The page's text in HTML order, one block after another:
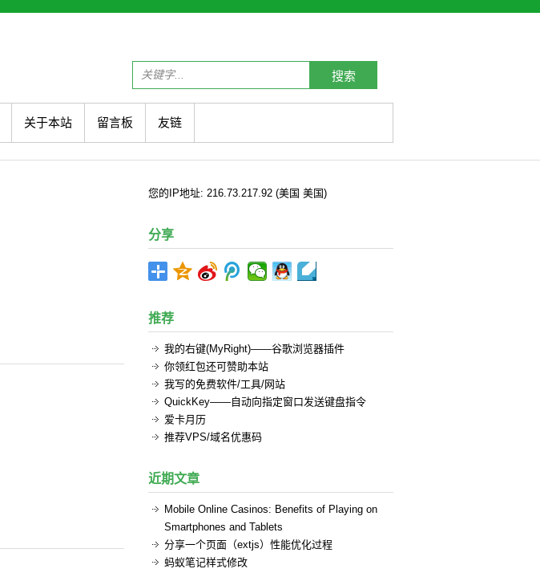
搜索
关于本站 留言板 友链
您的 IP地址: 216.73.217.92 (美国 美国)
分享
推荐
我的右键(MyRight)——谷歌浏览器插件
你领红包还可赞助本站
我写的免费软件/工具/网站
QuickKey——自动向指定窗口发送键盘指令
爱卡月历
推荐VPS/域名优惠码
近期文章
Mobile Online Casinos: Benefits of Playing on
Smartphones and Tablets
分享一个页面（extjs）性能优化过程
蚂蚁笔记样式修改